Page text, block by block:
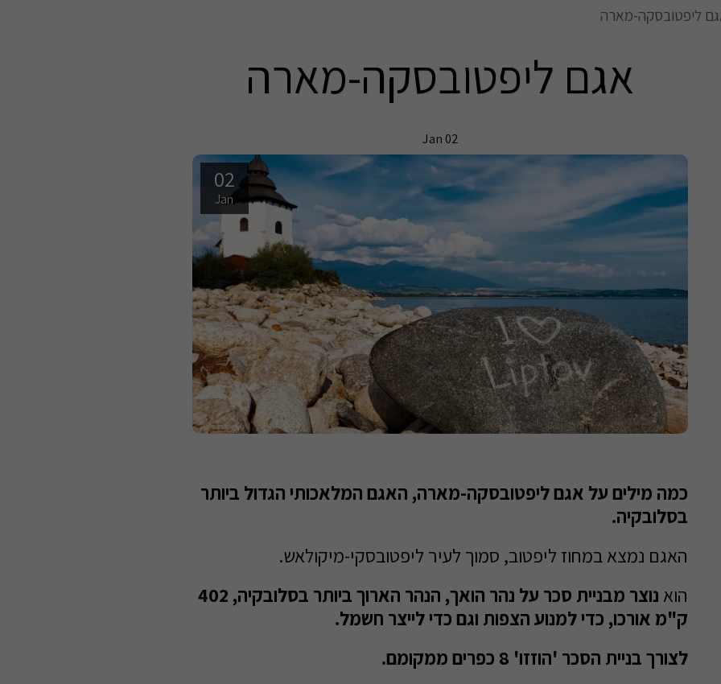
ליפטובסקה-מארה
אגם ליפטובסקה-מארה
02
Jan
02
Jan
כמה מילים על אגם ליפטובסקה-מארה, האגם המלאכותי הגדול ביותר
בסלובקיה.
האגם נמצא במחוז ליפטוב, סמוך לעיר ליפטובסקי-מיקולאש.
הוא
נוצר מבניית סכר על נהר הואך, הנהר הארוך ביותר בסלובקיה, 402
ק"מ אורכו, כדי למנוע הצפות וגם כדי לייצר חשמל.
לצורך בניית הסכר 'הוזזו' 8 כפרים ממקומם.